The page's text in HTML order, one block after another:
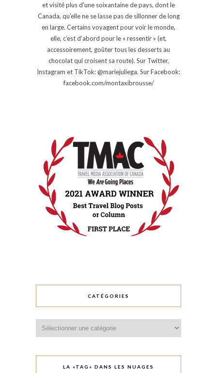
et visité plus d'une soixantaine de pays, dont le
Canada, qu'elle ne se lasse pas de sillonner de long
en large. Certains voyagent pour voir le monde,
elle, c’est d’abord pour le « ressentir » (et,
accessoirement, goûter tous les desserts au
chocolat qui croisent sa route). Sur Twitter,
Instagram et TikTok: @mariejuliega. Sur Facebook:
facebook.com/montaxibrousse/
CATÉGORIES
LA «TAG» DANS LES NUAGES